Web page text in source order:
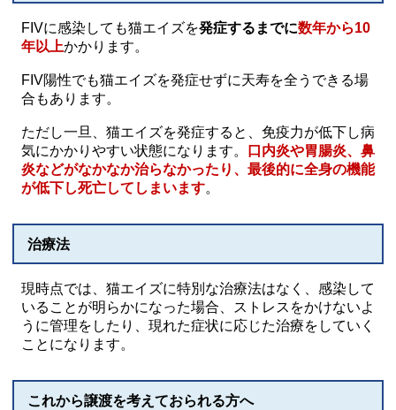
FIVに感染しても猫エイズを発症するまでに数年から10
年以上かかります。
FIV陽性でも猫エイズを発症せずに天寿を全うできる場
合もあります。
ただし一旦、猫エイズを発症すると、免疫力が低下し病
気にかかりやすい状態になります。
口内炎や胃腸炎、鼻
炎などがなかなか治らなかったり、最後的に全身の機能
が低下し死亡してしまいます。
治療法
現時点では、猫エイズに特別な治療法はなく、感染して
いることが明らかになった場合、ストレスをかけないよ
うに管理をしたり、現れた症状に応じた治療をしていく
ことになります。
これから譲渡を考えておられる方へ